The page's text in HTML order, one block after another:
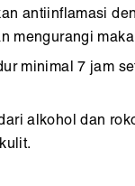
antiinflamasi
mengurangi
minimal 7 jam
alkohol dan